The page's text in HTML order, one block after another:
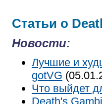
Статьи о
Новости:
Лучшие и
gotVG
Что выйдет
Death's